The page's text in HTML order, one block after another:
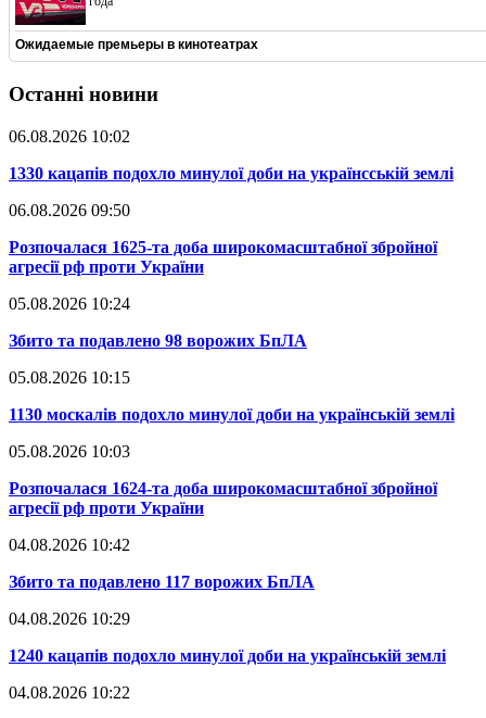
Ожидаемые премьеры в кинотеатрах
Останні новини
06.08.2026 10:02
​1330 кацапів подохло минулої доби на українсській землі
06.08.2026 09:50
​Розпочалася 1625-та доба широкомасштабної збройної
агресії рф проти України
05.08.2026 10:24
​Збито та подавлено 98 ворожих БпЛА
05.08.2026 10:15
​1130 москалів подохло минулої доби на українській землі
05.08.2026 10:03
​Розпочалася 1624-та доба широкомасштабної збройної
агресії рф проти України
04.08.2026 10:42
​Збито та подавлено 117 ворожих БпЛА
04.08.2026 10:29
​1240 кацапів подохло минулої доби на українській землі
04.08.2026 10:22